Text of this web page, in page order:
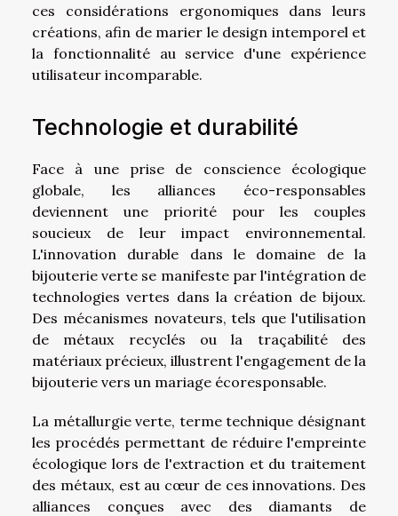
ces considérations ergonomiques dans leurs
créations, afin de marier le design intemporel et
la fonctionnalité au service d'une expérience
utilisateur incomparable.
Technologie et durabilité
Face à une prise de conscience écologique
globale, les alliances éco-responsables
deviennent une priorité pour les couples
soucieux de leur impact environnemental.
L'innovation durable dans le domaine de la
bijouterie verte se manifeste par l'intégration de
technologies vertes dans la création de bijoux.
Des mécanismes novateurs, tels que l'utilisation
de métaux recyclés ou la traçabilité des
matériaux précieux, illustrent l'engagement de la
bijouterie vers un mariage écoresponsable.
La métallurgie verte, terme technique désignant
les procédés permettant de réduire l'empreinte
écologique lors de l'extraction et du traitement
des métaux, est au cœur de ces innovations. Des
alliances conçues avec des diamants de